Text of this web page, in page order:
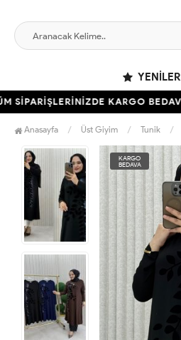
YENILER
KARGO BEDAVA!
Anasayfa Üst Giyim Tunik
KARGO
BEDAVA